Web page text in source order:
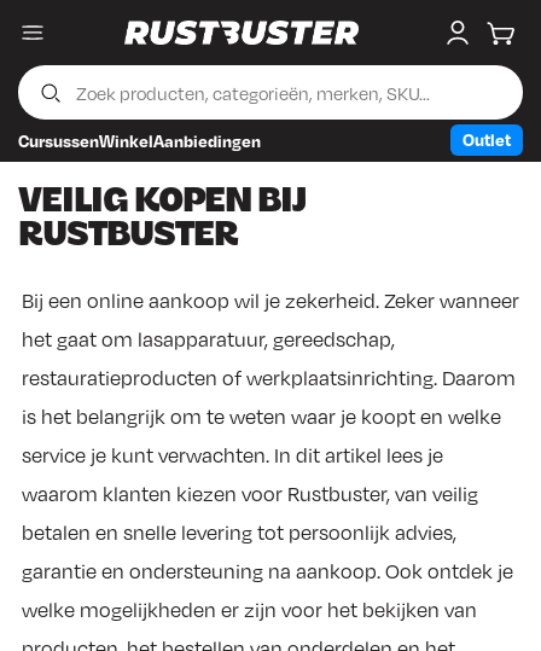
Skip to content
Skip to footer
Menu My
CursussenWinkelAanbiedingen Outlet
VEILIG KOPEN BIJ
RUSTBUSTER
Bij een online aankoop wil je zekerheid. Zeker wanneer
het gaat om lasapparatuur, gereedschap,
restauratieproducten of werkplaatsinrichting. Daarom
is het belangrijk om te weten waar je koopt en welke
service je kunt verwachten. In dit artikel lees je
waarom klanten kiezen voor Rustbuster, van veilig
betalen en snelle levering tot persoonlijk advies,
garantie en ondersteuning na aankoop. Ook ontdek je
welke mogelijkheden er zijn voor het bekijken van